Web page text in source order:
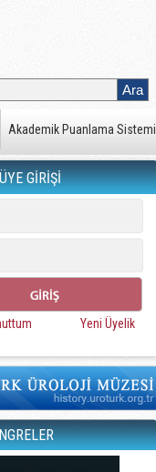
Akademik Puanlama Sistemi
GİRİŞİ
Yeni Üyelik